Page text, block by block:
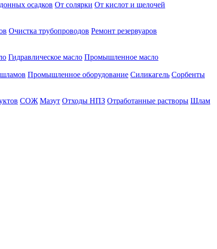
осадков От солярки От кислот и щелочей
Очистка трубопроводов Ремонт резервуаров
Гидравлическое масло Промышленное масло
Промышленное оборудование Силикагель Сорбенты
СОЖ Мазут Отходы НПЗ Отработанные растворы Шлам